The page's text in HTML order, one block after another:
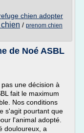
chien adopter
/ prenom chien
de Noé ASBL
une décision à
fait le maximum
Nos conditions
s'agit pourtant que
l'animal adopté.
douloureux, a